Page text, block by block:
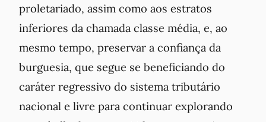
proletariado, assim como aos estratos
inferiores da chamada classe média, e, ao
mesmo tempo, preservar a confiança da
burguesia, que segue se beneficiando do
caráter regressivo do sistema tributário
nacional e livre para continuar explorando